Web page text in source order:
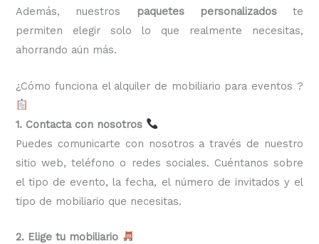
Además, nuestros
paquetes personalizadoste
permiten elegir solo lo que realmente necesitas,
ahorrando aún más.
¿Cómo funciona el alquiler de mobiliario para eventos ?
1. Contacta con nosotros
Puedes comunicarte con nosotros a través de nuestro
sitio web, teléfono o redes sociales. Cuéntanos sobre
el tipo de evento, la fecha, el número de invitados y el
tipo de mobiliario que necesitas.
2. Elige tu mobiliario